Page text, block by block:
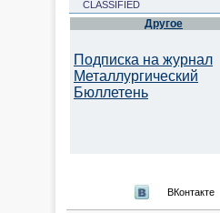
CLASSIFIED
Другое
Подписка на журнал
Металлургический
Бюллетень
ВКонтакте